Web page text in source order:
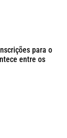
para o
entre os